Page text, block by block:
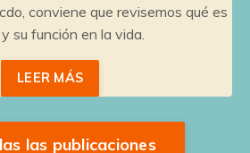
conviene que revisemos qué es
su función en la vida.
LEER MÁS
las publicaciones